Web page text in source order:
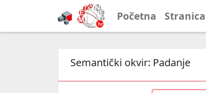
Početna
Semantički okvir: Padanje